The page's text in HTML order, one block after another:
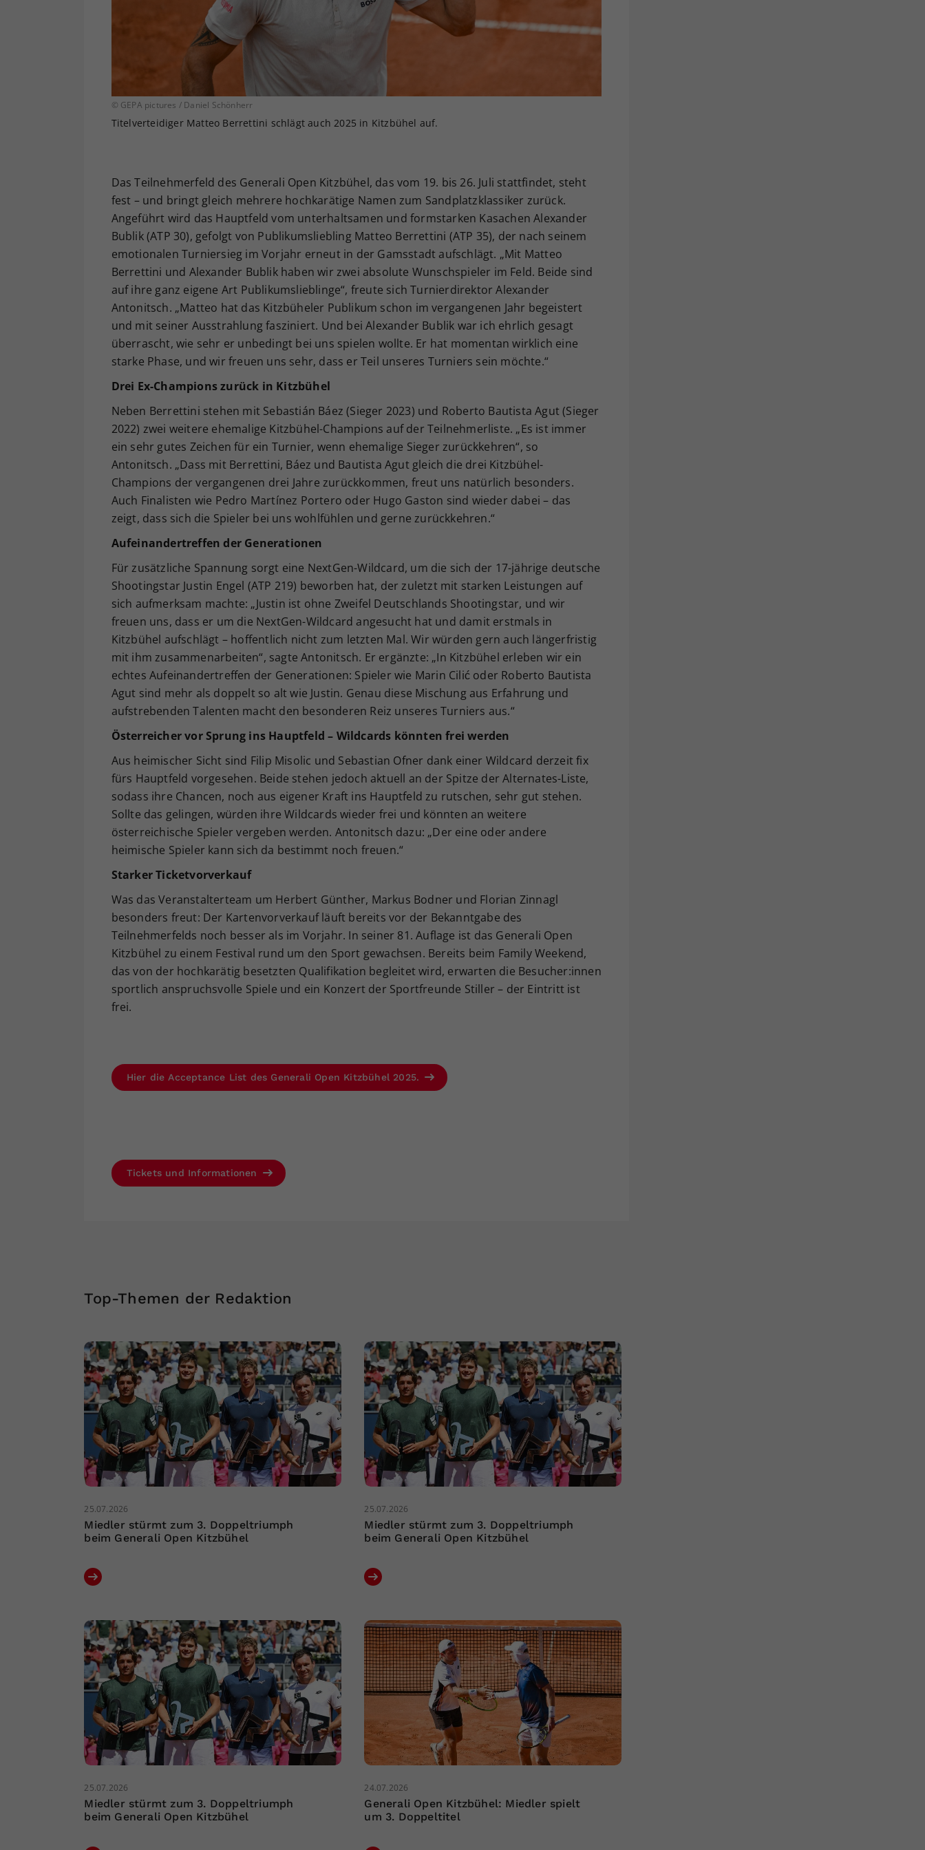
© GEPA pictures / Daniel Schönherr
Titelverteidiger Matteo Berrettini schlägt auch 2025 in Kitzbühel auf.
Das Teilnehmerfeld des Generali Open Kitzbühel, das vom 19. bis 26. Juli stattfindet, steht
fest – und bringt gleich mehrere hochkarätige Namen zum Sandplatzklassiker zurück.
Angeführt wird das Hauptfeld vom unterhaltsamen und formstarken Kasachen Alexander
Bublik (ATP 30), gefolgt von Publikumsliebling Matteo Berrettini (ATP 35), der nach seinem
emotionalen Turniersieg im Vorjahr erneut in der Gamsstadt aufschlägt. „Mit Matteo
Berrettini und Alexander Bublik haben wir zwei absolute Wunschspieler im Feld. Beide sind
auf ihre ganz eigene Art Publikumslieblinge“, freute sich Turnierdirektor Alexander
Antonitsch. „Matteo hat das Kitzbüheler Publikum schon im vergangenen Jahr begeistert
und mit seiner Ausstrahlung fasziniert. Und bei Alexander Bublik war ich ehrlich gesagt
überrascht, wie sehr er unbedingt bei uns spielen wollte. Er hat momentan wirklich eine
starke Phase, und wir freuen uns sehr, dass er Teil unseres Turniers sein möchte.“
Drei Ex-Champions zurück in Kitzbühel
Neben Berrettini stehen mit Sebastián Báez (Sieger 2023) und Roberto Bautista Agut (Sieger
2022) zwei weitere ehemalige Kitzbühel-Champions auf der Teilnehmerliste. „Es ist immer
ein sehr gutes Zeichen für ein Turnier, wenn ehemalige Sieger zurückkehren“, so
Antonitsch. „Dass mit Berrettini, Báez und Bautista Agut gleich die drei Kitzbühel-
Champions der vergangenen drei Jahre zurückkommen, freut uns natürlich besonders.
Auch Finalisten wie Pedro Martínez Portero oder Hugo Gaston sind wieder dabei – das
zeigt, dass sich die Spieler bei uns wohlfühlen und gerne zurückkehren.“
Aufeinandertreffen der Generationen
Für zusätzliche Spannung sorgt eine NextGen-Wildcard, um die sich der 17-jährige deutsche
Shootingstar Justin Engel (ATP 219) beworben hat, der zuletzt mit starken Leistungen auf
sich aufmerksam machte: „Justin ist ohne Zweifel Deutschlands Shootingstar, und wir
freuen uns, dass er um die NextGen-Wildcard angesucht hat und damit erstmals in
Kitzbühel aufschlägt – hoffentlich nicht zum letzten Mal. Wir würden gern auch längerfristig
mit ihm zusammenarbeiten“, sagte Antonitsch. Er ergänzte: „In Kitzbühel erleben wir ein
echtes Aufeinandertreffen der Generationen: Spieler wie Marin Cilić oder Roberto Bautista
Agut sind mehr als doppelt so alt wie Justin. Genau diese Mischung aus Erfahrung und
aufstrebenden Talenten macht den besonderen Reiz unseres Turniers aus.“
Österreicher vor Sprung ins Hauptfeld – Wildcards könnten frei werden
Aus heimischer Sicht sind Filip Misolic und Sebastian Ofner dank einer Wildcard derzeit fix
fürs Hauptfeld vorgesehen. Beide stehen jedoch aktuell an der Spitze der Alternates-Liste,
sodass ihre Chancen, noch aus eigener Kraft ins Hauptfeld zu rutschen, sehr gut stehen.
Sollte das gelingen, würden ihre Wildcards wieder frei und könnten an weitere
österreichische Spieler vergeben werden. Antonitsch dazu: „Der eine oder andere
heimische Spieler kann sich da bestimmt noch freuen.“
Starker Ticketvorverkauf
Was das Veranstalterteam um Herbert Günther, Markus Bodner und Florian Zinnagl
besonders freut: Der Kartenvorverkauf läuft bereits vor der Bekanntgabe des
Teilnehmerfelds noch besser als im Vorjahr. In seiner 81. Auflage ist das Generali Open
Kitzbühel zu einem Festival rund um den Sport gewachsen. Bereits beim Family Weekend,
das von der hochkarätig besetzten Qualifikation begleitet wird, erwarten die Besucher:innen
sportlich anspruchsvolle Spiele und ein Konzert der Sportfreunde Stiller – der Eintritt ist
frei.
Hier die Acceptance List des Generali Open Kitzbühel 2025.
Tickets und Informationen
Top-Themen der Redaktion
25.07.2026
Miedler stürmt zum 3. Doppeltriumph
beim Generali Open Kitzbühel
25.07.2026
Miedler stürmt zum 3. Doppeltriumph
beim Generali Open Kitzbühel
25.07.2026
Miedler stürmt zum 3. Doppeltriumph
beim Generali Open Kitzbühel
24.07.2026
Generali Open Kitzbühel: Miedler spielt
um 3. Doppeltitel
Ihrer vorgenommen Einstellungen, falls der
Webseiten-Betreiber dies eingestellt hat.